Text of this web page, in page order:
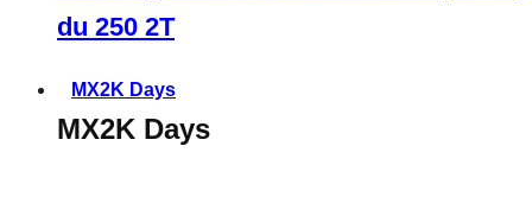
du 250 2T
MX2K Days
MX2K Days